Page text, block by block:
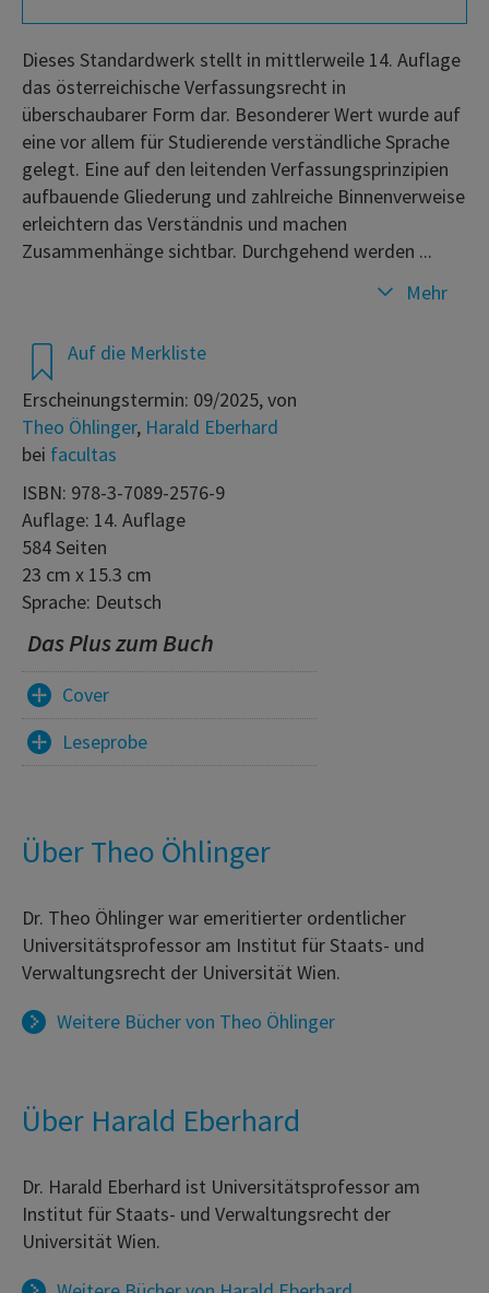
Auf die Merkliste
Erscheinungstermin: 09/2025, von
Theo Öhlinger, Harald Eberhard
bei facultas
ISBN: 978-3-7089-2576-9
Auflage: 14. Auflage
584 Seiten
23 cm x 15.3 cm
Sprache: Deutsch
Das Plus zum Buch
Cover
Leseprobe
Dieses Standardwerk stellt in mittlerweile 14. Auflage
das österreichische Verfassungsrecht in
überschaubarer Form dar. Besonderer Wert wurde auf
eine vor allem für Studierende verständliche Sprache
gelegt. Eine auf den leitenden Verfassungsprinzipien
aufbauende Gliederung und zahlreiche Binnenverweise
erleichtern das Verständnis und machen
Zusammenhänge sichtbar. Durchgehend werden ...
Mehr
Über Theo Öhlinger
Dr. Theo Öhlinger war emeritierter ordentlicher
Universitätsprofessor am Institut für Staats- und
Verwaltungsrecht der Universität Wien.
Weitere Bücher von Theo Öhlinger
Über Harald Eberhard
Dr. Harald Eberhard ist Universitätsprofessor am
Institut für Staats- und Verwaltungsrecht der
Universität Wien.